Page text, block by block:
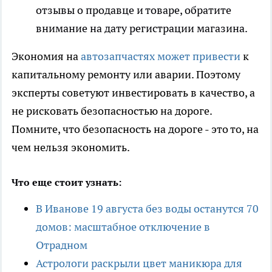
отзывы о продавце и товаре, обратите
внимание на дату регистрации магазина.
Экономия наавтозапчастях может привестик
капитальному ремонту или аварии. Поэтому
эксперты советуют инвестировать в качество, а
не рисковать безопасностью на дороге.
Помните, что безопасность на дороге - это то, на
чем нельзя экономить.
Что еще стоит узнать:
В Иванове 19 августа без воды останутся 70
домов: масштабное отключение в
Отрадном
Астрологи раскрыли цвет маникюра для